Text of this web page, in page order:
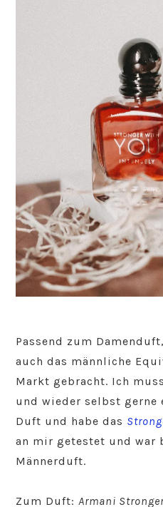
Passend zum
auch das männliche
Markt gebracht. Ich
und wieder selbst gerne
Duft und habe das
an mir getestet und war
Männerduft.
Zum Duft: Armani